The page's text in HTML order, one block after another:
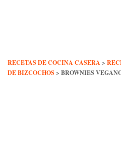
RECETAS DE COCINA CASERA >
DE BIZCOCHOS > BROWNIES